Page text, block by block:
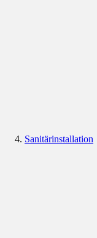
Sanitärinstallation